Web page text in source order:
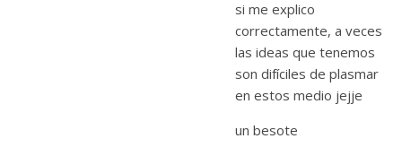
si me explico
correctamente, a veces
las ideas que tenemos
son difíciles de plasmar
en estos medio jejje
un besote